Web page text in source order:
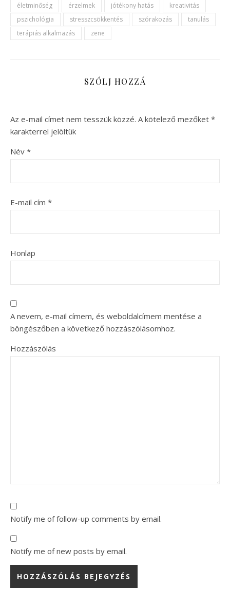
életminőség érzelmek jótékony hatás
kreativitás
pszichológia
stresszcsökkentés szórakozás
tanulás
terápiás alkalmazás
zene
SZÓLJ HOZZÁ
Az e-mail címet nem tesszük közzé. A kötelező mezőket *
karakterrel jelöltük
Név *
E-mail cím *
Honlap
A nevem, e-mail címem, és weboldalcímem mentése a
böngészőben a következő hozzászólásomhoz.
Hozzászólás
Notify me of follow-up comments by email.
Notify me of new posts by email.